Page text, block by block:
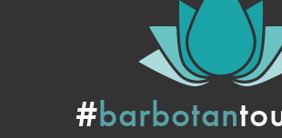
#barbotan